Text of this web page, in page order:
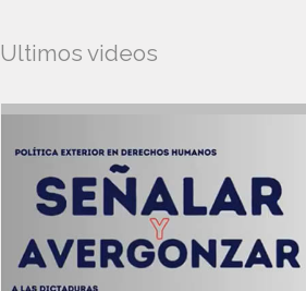
Ultimos videos